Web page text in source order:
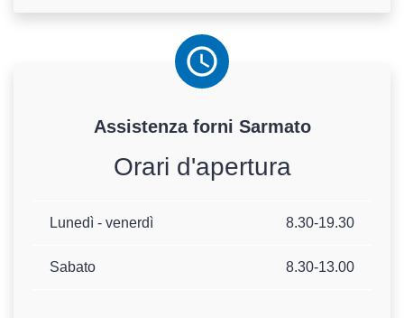
Assistenza forni Sarmato
Orari d'apertura
Lunedì - venerdì 8.30-19.30
Sabato 8.30-13.00